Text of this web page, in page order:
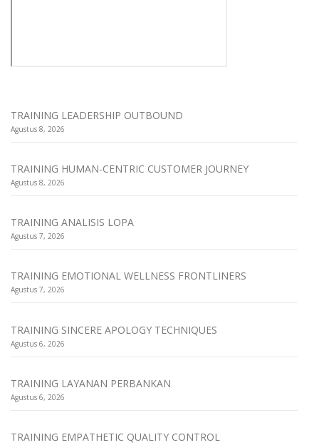
TRAINING LEADERSHIP OUTBOUND
Agustus 8, 2026
TRAINING HUMAN-CENTRIC CUSTOMER JOURNEY
Agustus 8, 2026
TRAINING ANALISIS LOPA
Agustus 7, 2026
TRAINING EMOTIONAL WELLNESS FRONTLINERS
Agustus 7, 2026
TRAINING SINCERE APOLOGY TECHNIQUES
Agustus 6, 2026
TRAINING LAYANAN PERBANKAN
Agustus 6, 2026
TRAINING EMPATHETIC QUALITY CONTROL